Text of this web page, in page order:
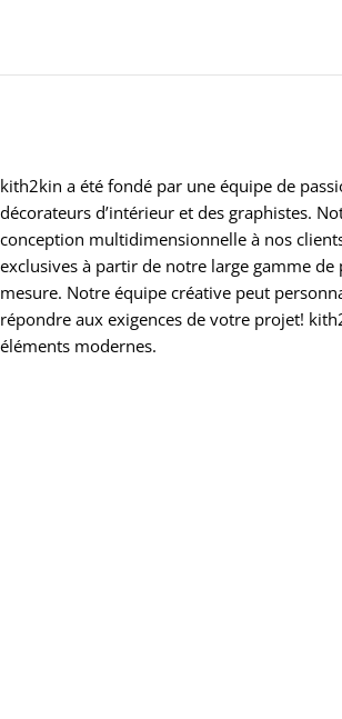
kith2kin a été fondé par une équipe de
décorateurs d’intérieur et des graphistes.
conception multidimensionnelle à nos
exclusives à partir de notre large gamme
mesure. Notre équipe créative peut
répondre aux exigences de votre projet!
éléments modernes.